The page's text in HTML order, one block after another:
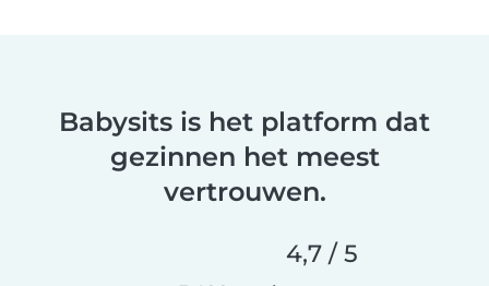
Babysits is het platform dat
gezinnen het meest
vertrouwen.
4,7 / 5